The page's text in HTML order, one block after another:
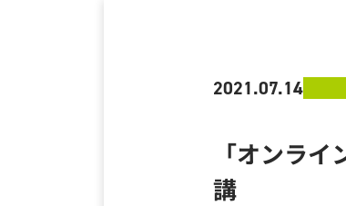
2021.07.14
「オンラ
講